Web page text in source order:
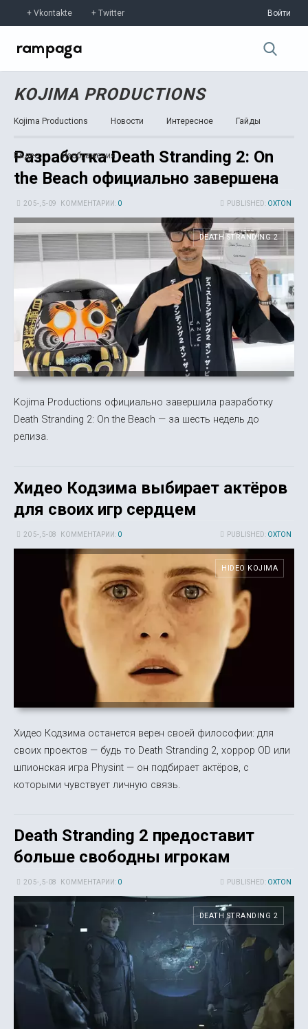
Vkontakte Twitter Войти
KOJIMA PRODUCTIONS
Kojima Productions Новости Интересное Гайды
Видео Изображения
Разработка Death Stranding 2: On
the Beach официально завершена
PUBLISHED: OXTON
20 5-, 5-09 КОММЕНТАРИИ: 0
DEATH STRANDING 2
Kojima Productions официально завершила разработку
Death Stranding 2: On the Beach — за шесть недель до
релиза.
Хидео Кодзима выбирает актёров
для своих игр сердцем
PUBLISHED: OXTON
20 5-, 5-08 КОММЕНТАРИИ: 0
HIDEO KOJIMA
Хидео Кодзима останется верен своей философии: для
своих проектов — будь то Death Stranding 2, хоррор OD или
шпионская игра Physint — он подбирает актёров, с
которыми чувствует личную связь.
Death Stranding 2 предоставит
больше свободны игрокам
PUBLISHED: OXTON
20 5-, 5-08 КОММЕНТАРИИ: 0
DEATH STRANDING 2